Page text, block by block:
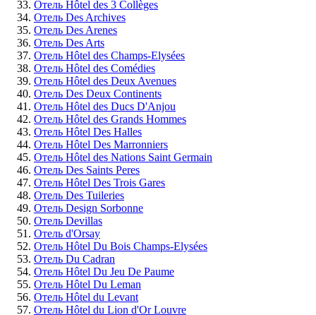
Отель Hôtel des 3 Collèges
Отель Des Archives
Отель Des Arenes
Отель Des Arts
Отель Hôtel des Champs-Elysées
Отель Hôtel des Comédies
Отель Hôtel des Deux Avenues
Отель Des Deux Continents
Отель Hôtel des Ducs D'Anjou
Отель Hôtel des Grands Hommes
Отель Hôtel Des Halles
Отель Hôtel Des Marronniers
Отель Hôtel des Nations Saint Germain
Отель Des Saints Peres
Отель Hôtel Des Trois Gares
Отель Des Tuileries
Отель Design Sorbonne
Отель Devillas
Отель d'Orsay
Отель Hôtel Du Bois Champs-Elysées
Отель Du Cadran
Отель Hôtel Du Jeu De Paume
Отель Hôtel Du Leman
Отель Hôtel du Levant
Отель Hôtel du Lion d'Or Louvre